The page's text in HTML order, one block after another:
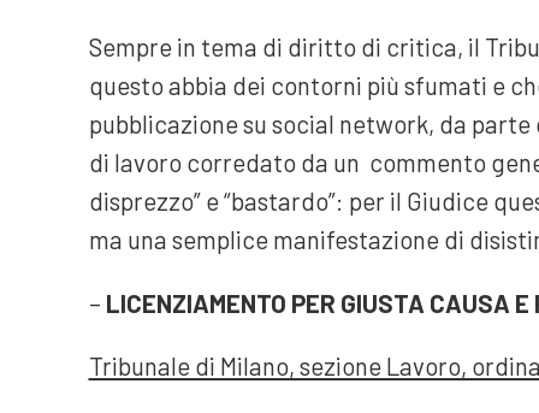
Sempre in tema di diritto di critica, il
questo abbia dei contorni più sfumati e
pubblicazione su social network, da
di lavoro corredato da un commento
disprezzo” e “bastardo”: per il Giudice
ma una semplice manifestazione di
– LICENZIAMENTO PER GIUSTA CAUSA E
Tribunale di Milano, sezione Lavoro,